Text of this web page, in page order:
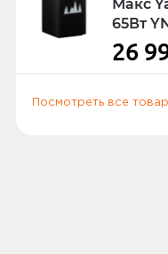
предъявить
заграничный
Макс
65Вт
26
Посмотреть все